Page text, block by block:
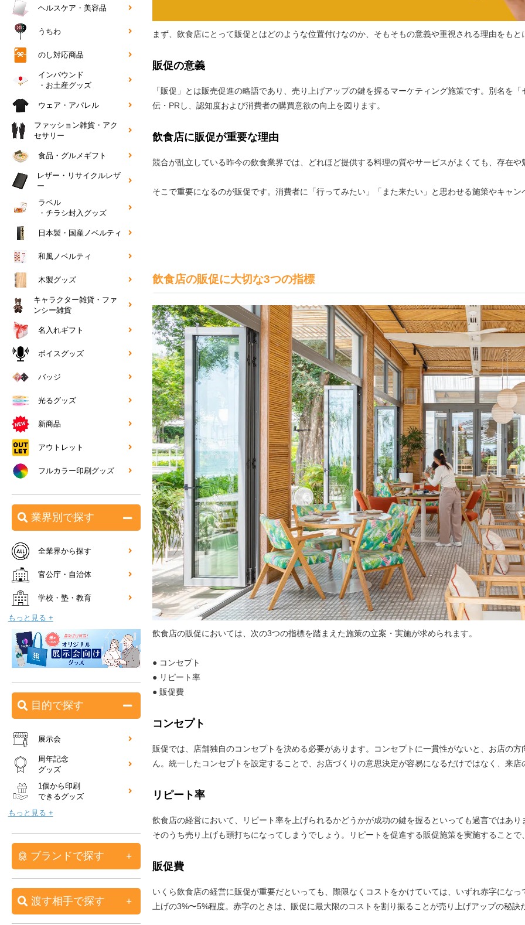
まず、飲食店にとって販促とはどのような位置付けなのか、そもそもの意義や重視される理由をも
販促の意義
「販促」とは販売促進の略語であり、売り上げアップの鍵を握るマーケティング施策です。別名を
伝・PRし、認知度および消費者の購買意欲の向上を図ります。
飲食店に販促が重要な理由
競合が乱立している昨今の飲食業界では、どれほど提供する料理の質やサービスがよくても、存在
そこで重要になるのが販促です。消費者に「行ってみたい」「また来たい」と思わせる施策やキャ
飲食店の販促に大切な3つの指標
飲食店の販促においては、次の3つの指標を踏まえた施策の立案・実施が求められます。
● コンセプト
● リピート率
● 販促費
コンセプト
販促では、店舗独自のコンセプトを決める必要があります。コンセプトに一貫性がないと、お店の
ん。統一したコンセプトを設定することで、お店づくりの意思決定が容易になるだけではなく、来
リピート率
飲食店の経営において、リピート率を上げられるかどうかが成功の鍵を握るといっても過言ではあ
そのうち売り上げも頭打ちになってしまうでしょう。リピートを促進する販促施策を実施すること
販促費
いくら飲食店の経営に販促が重要だといっても、際限なくコストをかけていては、いずれ赤字にな
上げの3%〜5%程度。赤字のときは、販促に最大限のコストを割り振ることが売り上げアップの秘訣
ヘルスケア・美容品
うちわ
のし対応商品
インバウンド
・お土産グッズ
ウェア・アパレル
ファッション雑貨・アク
セサリー
食品・グルメギフト
レザー・リサイクルレザ
ー
ラベル
・チラシ封入グッズ
日本製・国産ノベルティ
和風ノベルティ
木製グッズ
キャラクター雑貨・ファ
ンシー雑貨
名入れギフト
ボイスグッズ
バッジ
光るグッズ
新商品
アウトレット
フルカラー印刷グッズ
業界別で探す
全業界から探す
官公庁・自治体
学校・塾・教育
もっと見る +
目的で探す
展示会
周年記念
グッズ
1個から印刷
できるグッズ
もっと見る +
ブランドで探す
渡す相手で探す